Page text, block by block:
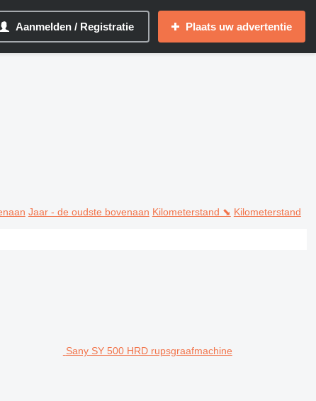
Aanmelden / Registratie Plaats uw advertentie
Jaar - de oudste bovenaan Kilometerstand ⬊ Kilometerstand
Sany SY 500 HRD rupsgraafmachine